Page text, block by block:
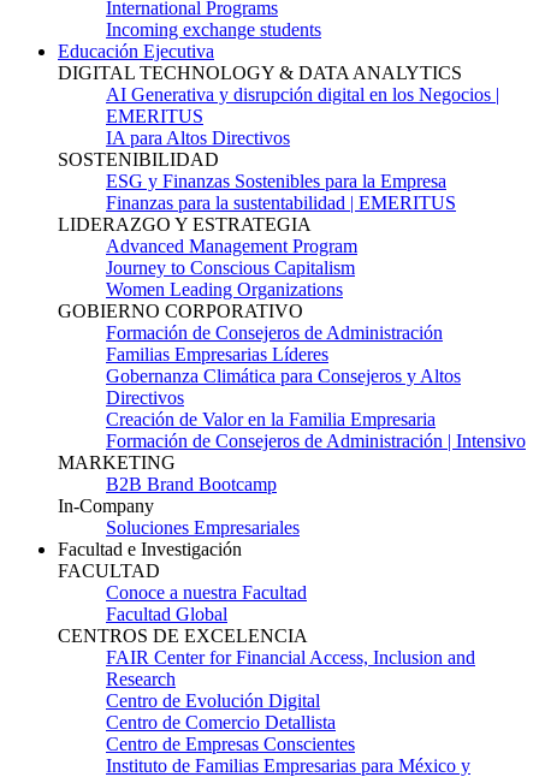
International Programs
Incoming exchange students
Educación Ejecutiva
DIGITAL TECHNOLOGY & DATA ANALYTICS
AI Generativa y disrupción digital en los Negocios |
EMERITUS
IA para Altos Directivos
SOSTENIBILIDAD
ESG y Finanzas Sostenibles para la Empresa
Finanzas para la sustentabilidad | EMERITUS
LIDERAZGO Y ESTRATEGIA
Advanced Management Program
Journey to Conscious Capitalism
Women Leading Organizations
GOBIERNO CORPORATIVO
Formación de Consejeros de Administración
Familias Empresarias Líderes
Gobernanza Climática para Consejeros y Altos
Directivos
Creación de Valor en la Familia Empresaria
Formación de Consejeros de Administración | Intensivo
MARKETING
B2B Brand Bootcamp
In-Company
Soluciones Empresariales
Facultad e Investigación
FACULTAD
Conoce a nuestra Facultad
Facultad Global
CENTROS DE EXCELENCIA
FAIR Center for Financial Access, Inclusion and
Research
Centro de Evolución Digital
Centro de Comercio Detallista
Centro de Empresas Conscientes
Instituto de Familias Empresarias para México y